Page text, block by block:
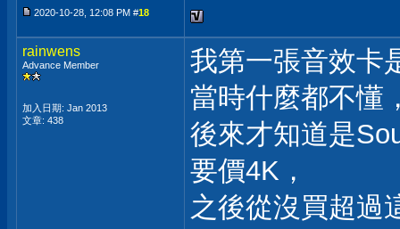
2020-10-28, 12:08 PM #18
rainwens
Advance Member
加入日期: Jan 2013
文章: 438
我第一張音效卡
當時什麼都不懂
後來才知道是
要價4K，
之後從沒買超過